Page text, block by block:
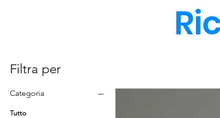
Filtra per
Categoria
Tutto